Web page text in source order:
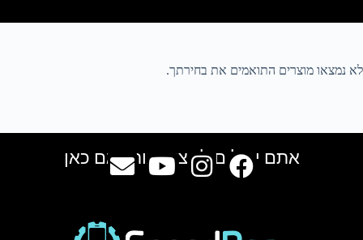
לא נמצאו מוצרים התואמים את בחירתך.
אתם יכולים למצוא אותנו גם כאן